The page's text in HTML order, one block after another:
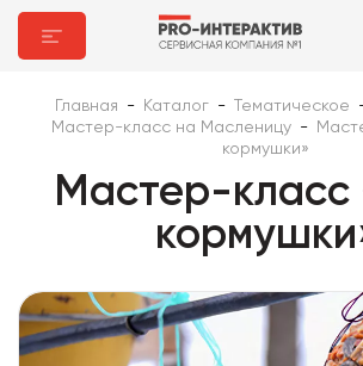
Главная - Каталог - Тематическое
Мастер-класс на Масленицу -
кормушки»
Мастер-класс